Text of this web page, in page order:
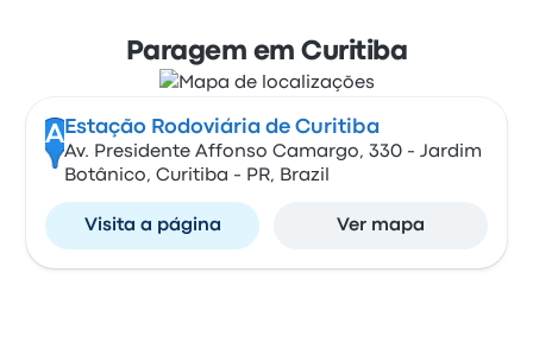
Paragem em Curitiba
A Estação Rodoviária de Curitiba
Av. Presidente Affonso Camargo, 330 - Jardim
Botânico, Curitiba - PR, Brazil
Visita a página Ver mapa